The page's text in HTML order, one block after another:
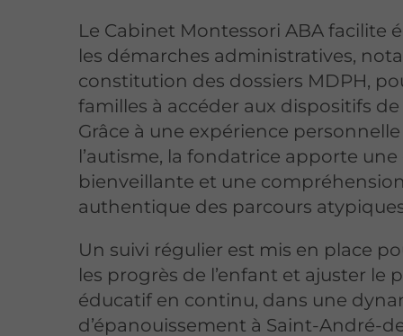
Le Cabinet Montessori ABA facilite
les démarches administratives,
constitution des dossiers MDPH,
familles à accéder aux dispositifs
Grâce à une expérience personnelle
l’autisme, la fondatrice apporte une
bienveillante et une compréhension
authentique des parcours
Un suivi régulier est mis en place
les progrès de l’enfant et ajuster le
éducatif en continu, dans une
d’épanouissement à Saint-André-